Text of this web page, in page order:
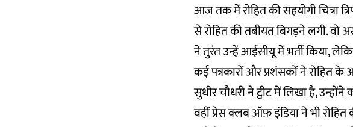
आज तक में रोहित की सहयोगी चित्रा
से रोहित की तबीयत बिगड़ने लगी. वो
ने तुरंत उन्हें आईसीयू में भर्ती किया,
कई पत्रकारों और प्रशंसकों ने रोहित
सुधीर चौधरी ने ट्वीट में लिखा है,
वहीं प्रेस क्लब ऑफ़ इंडिया ने भी